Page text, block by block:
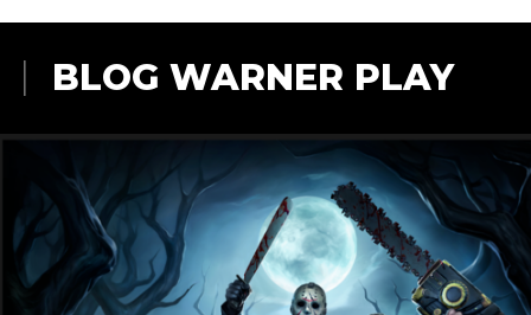
BLOG WARNER PLAY